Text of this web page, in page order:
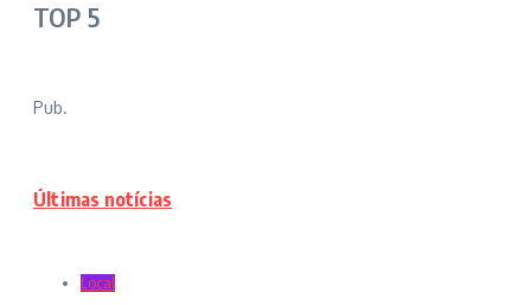
TOP 5
Pub.
Últimas notícias
Local